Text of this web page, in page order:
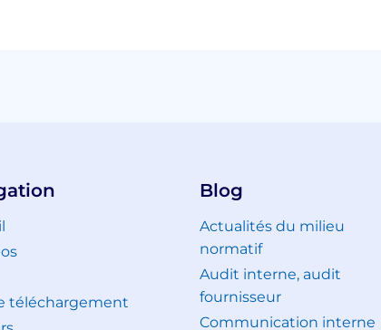
téléchargement
Blog
Actualités du milieu
normatif
Audit interne, audit
fournisseur
Communication interne